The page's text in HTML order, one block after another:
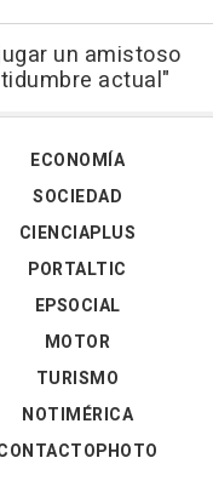
un amistoso
actual"
ECONOMÍA
SOCIEDAD
CIENCIAPLUS
PORTALTIC
EPSOCIAL
MOTOR
TURISMO
NOTIMÉRICA